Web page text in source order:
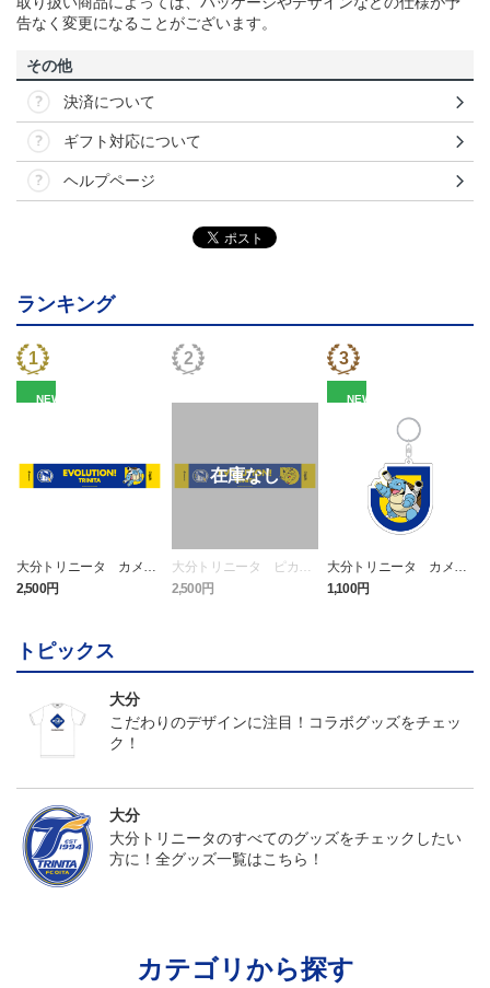
告なく変更になることがございます。
その他
決済について
ギフト対応について
ヘルプページ
ランキング
NEW
大分トリニータ カメッ
クス タオルマフラー
2,500円
大分トリニータ ピカチ
ュウ タオルマフラー
2,500円
NEW
大分トリニータ カメッ
クス キーホルダー
1,100円
トピックス
大分
こだわりのデザインに注目！コラボグッズをチェッ
ク！
大分
大分トリニータのすべてのグッズをチェックしたい
方に！全グッズ一覧はこちら！
カテゴリから探す